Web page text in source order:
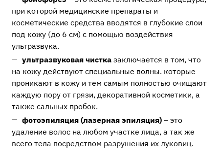
при которой медицинские препараты и
косметические средства вводятся в глубокие слои
под кожу (до 6 см) с помощью воздействия
ультразвука.
ультразвуковая чистка заключается в том, что
на кожу действуют специальные волны. которые
проникают в кожу и тем самым полностью очищают
каждую пору от грязи, декоративной косметики, а
также сальных пробок.
фотоэпиляция (лазерная эпиляция) – это
удаление волос на любом участке лица, а так же
всего тела посредством разрушения их луковиц.